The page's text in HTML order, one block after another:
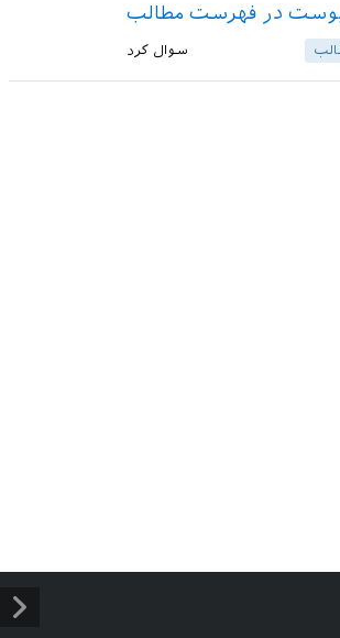
در فهرست مطالب
سوال کرد